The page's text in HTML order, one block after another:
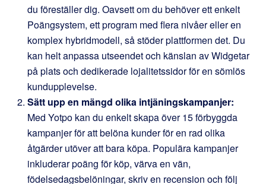
du föreställer dig. Oavsett om du behöver ett enkelt
Poängsystem, ett program med flera nivåer eller en
komplex hybridmodell, så stöder plattformen det. Du
kan helt anpassa utseendet och känslan av Widgetar
på plats och dedikerade lojalitetssidor för en sömlös
kundupplevelse.
Sätt upp en mängd olika intjäningskampanjer:
Med Yotpo kan du enkelt skapa över 15 förbyggda
kampanjer för att belöna kunder för en rad olika
åtgärder utöver att bara köpa. Populära kampanjer
inkluderar poäng för köp, värva en vän,
födelsedagsbelöningar, skriv en recension och följ